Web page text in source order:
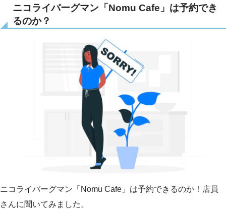
ニコライバーグマン「Nomu Cafe」は予約でき
るのか？
ニコライバーグマン「Nomu Cafe」は予約できるのか！店員
さんに聞いてみました。